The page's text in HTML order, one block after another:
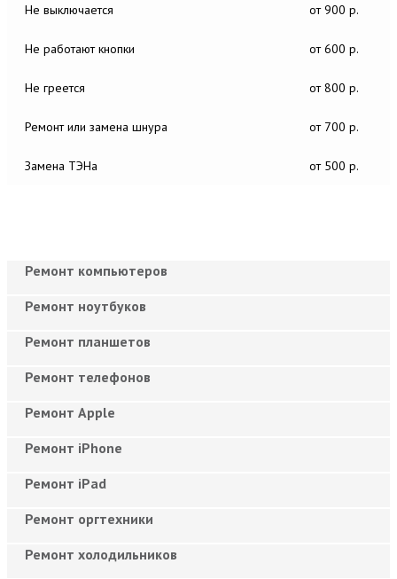
Не выключается от 900 р.
Не работают кнопки от 600 р.
Не греется от 800 р.
Ремонт или замена шнура от 700 р.
Замена ТЭНа от 500 р.
Ремонт компьютеров
Ремонт ноутбуков
Ремонт планшетов
Ремонт телефонов
Ремонт Apple
Ремонт iPhone
Ремонт iPad
Ремонт оргтехники
Ремонт холодильников